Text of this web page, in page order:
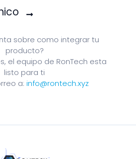
sobre como integrar tu
producto?
el equipo de RonTech esta
listo para ti
a: info@rontech.xyz